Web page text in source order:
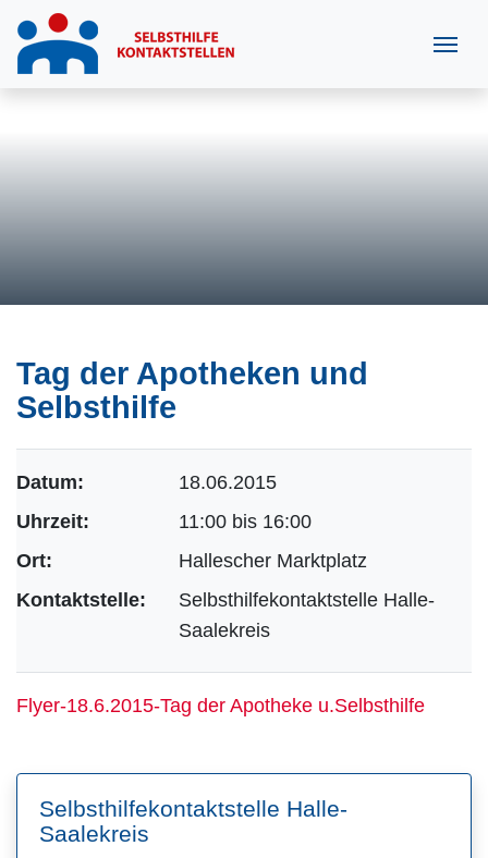
Tag der Apotheken und
Selbsthilfe
Datum:
18.06.2015
Uhrzeit:
11:00 bis 16:00
Ort:
Hallescher Marktplatz
Kontaktstelle:
Selbsthilfekontaktstelle Halle-
Saalekreis
Flyer-18.6.2015-Tag der Apotheke u.Selbsthilfe
Selbsthilfekontaktstelle Halle-
Saalekreis